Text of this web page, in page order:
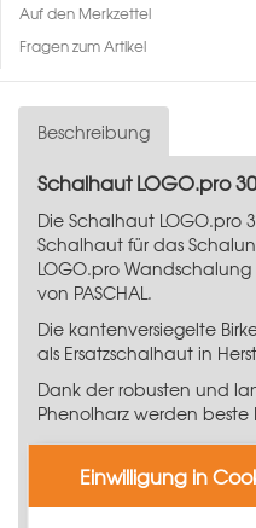
Auf den Merkzettel
Fragen zum Artikel
Beschreibung
Schalhaut LOGO.pro
Die Schalhaut LOGO.pro
Schalhaut für das
LOGO.pro
von PASCHAL.
Die kantenversiegelte
als Ersatzschalhaut in
Dank der robusten und
Phenolharz werden beste
16 mm finnisches
Formstabil und
Einwilligung in